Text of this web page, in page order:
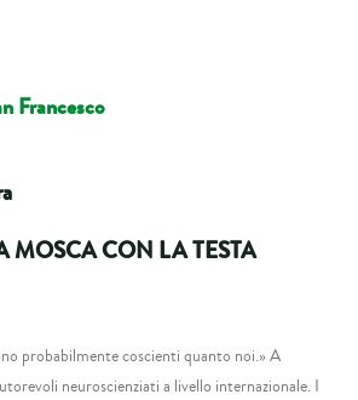
Francesco
MOSCA CON LA TESTA
probabilmente coscienti quanto noi.» A
neuroscienziati a livello internazionale. I